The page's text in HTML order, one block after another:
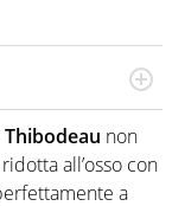
campo, è il
di boxe, di
innamorare
Thibodeau non
all’osso con
a